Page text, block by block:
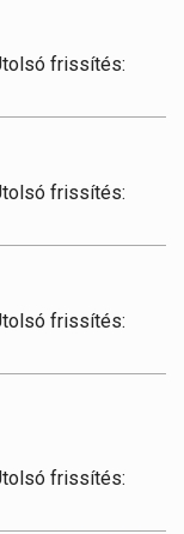
frissítés:
frissítés:
frissítés:
frissítés: